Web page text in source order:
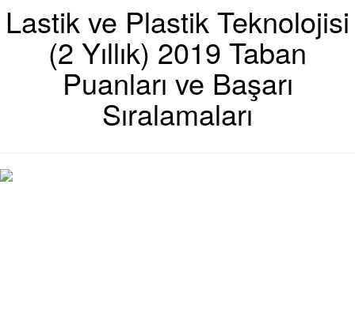
Lastik ve Plastik Teknolojisi
(2 Yıllık) 2019 Taban
Puanları ve Başarı
Sıralamaları